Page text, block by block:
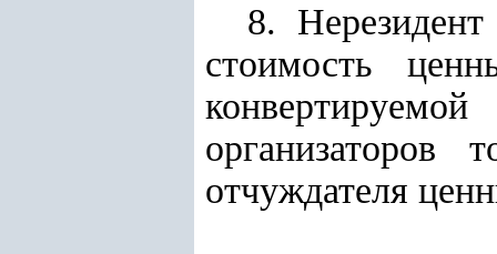
8.
стоимость
организаторов
отчуждателя